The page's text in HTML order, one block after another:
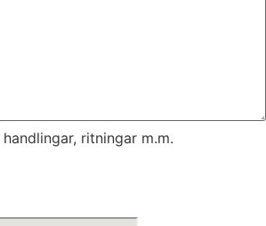
ritningar m.m.